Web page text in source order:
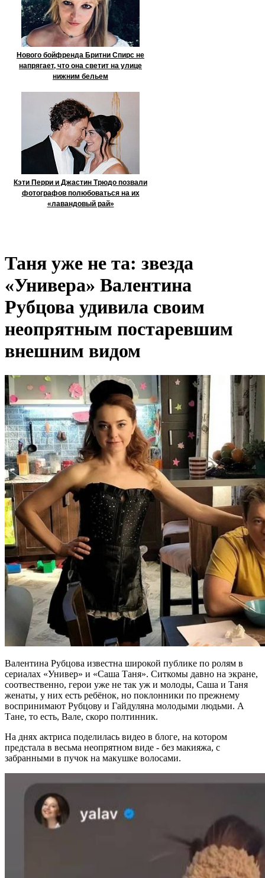
Нового бойфренда Бритни Спирс не
напрягает, что она светит на улице
нижним бельем
Кэти Перри и Джастин Трюдо позвали
фотографов полюбоваться на их
«лавандовый рай»
Таня уже не та: звезда
«Универа» Валентина
Рубцова удивила своим
неопрятным постаревшим
внешним видом
Валентина Рубцова известна широкой публике по ролям в
сериалах «Универ» и «Саша Таня». Ситкомы давно на экране,
соотвественно, герои уже не так уж и молоды, Саша и Таня
женаты, у них есть ребёнок, но поклонники по прежнему
воспринимают Рубцову и Гайдуляна молодыми людьми. А
Тане, то есть, Вале, скоро полтинник.
На днях актриса поделилась видео в блоге, на котором
предстала в весьма неопрятном виде - без макияжа, с
забранными в пучок на макушке волосами.